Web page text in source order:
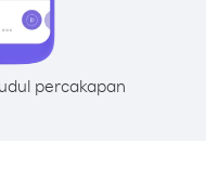
percakapan